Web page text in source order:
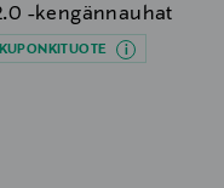
-kengännauhat